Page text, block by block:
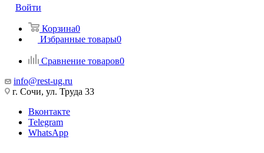
Войти
Корзина0
Избранные товары0
Сравнение товаров0
info@rest-ug.ru
г. Сочи, ул. Труда 33
Вконтакте
Telegram
WhatsApp